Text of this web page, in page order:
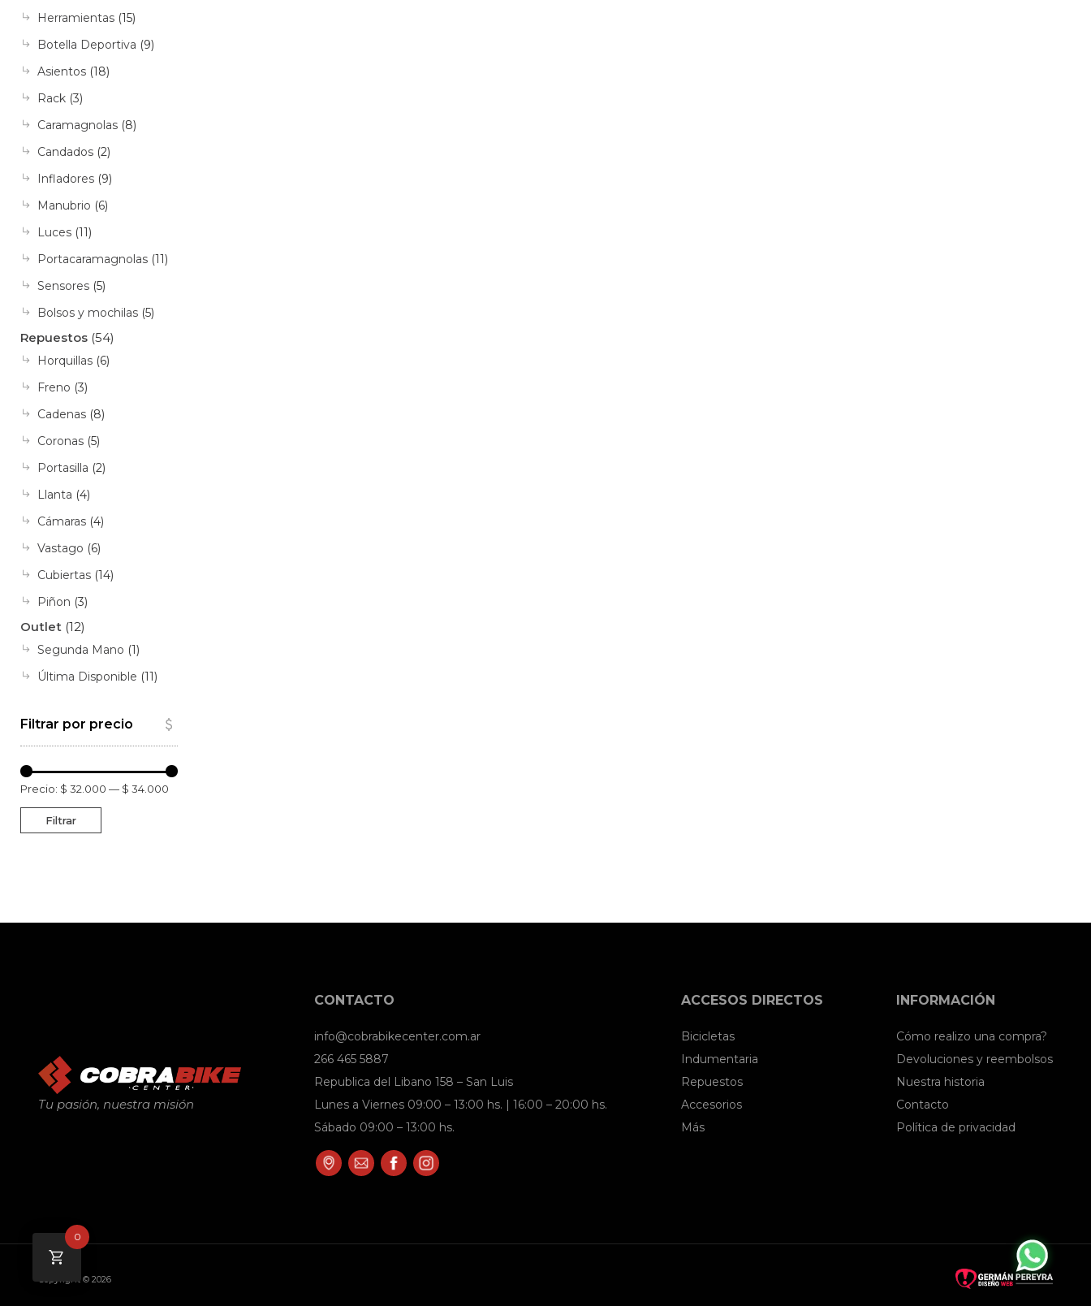
Herramientas (15)
Botella Deportiva (9)
Asientos (18)
Rack (3)
Caramagnolas (8)
Candados (2)
Infladores (9)
Manubrio (6)
Luces (11)
Portacaramagnolas (11)
Sensores (5)
Bolsos y mochilas (5)
Repuestos (54)
Horquillas (6)
Freno (3)
Cadenas (8)
Coronas (5)
Portasilla (2)
Llanta (4)
Cámaras (4)
Vastago (6)
Cubiertas (14)
Piñon (3)
Outlet (12)
Segunda Mano (1)
Última Disponible (11)
Filtrar por precio
Filtrar
Precio: $ 32.000 — $ 34.000
Tu pasión, nuestra misión
CONTACTO
info@cobrabikecenter.com.ar
266 465 5887
Republica del Libano 158 – San Luis
Lunes a Viernes 09:00 – 13:00 hs. | 16:00 – 20:00 hs.
Sábado 09:00 – 13:00 hs.
ACCESOS DIRECTOS
Bicicletas
Indumentaria
Repuestos
Accesorios
Más
INFORMACIÓN
Cómo realizo una compra?
Devoluciones y reembolsos
Nuestra historia
Contacto
Política de privacidad
Copyright © 2026
0